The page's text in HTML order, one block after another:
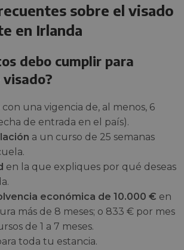
sobre el visado
en Irlanda
debo cumplir para
con una vigencia de, al menos, 6
de entrada en el país).
a un curso de 25 semanas
en la que expliques por qué deseas
económica de 10.000 € en
más de 8 meses; o 833 € por mes
de 1 a 7 meses.
toda tu estancia.